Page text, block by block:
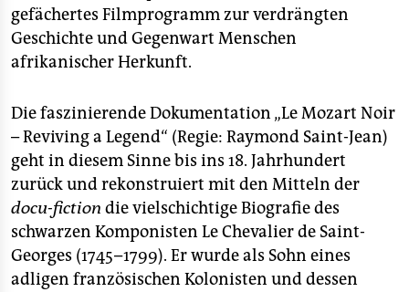
gefächertes Filmprogramm zur verdrängten
Geschichte und Gegenwart Menschen
afrikanischer Herkunft.
Die faszinierende Dokumentation „Le Mozart Noir
– Reviving a Legend“ (Regie: Raymond Saint-Jean)
geht in diesem Sinne bis ins 18. Jahrhundert
zurück und rekonstruiert mit den Mitteln der
docu-fiction die vielschichtige Biografie des
schwarzen Komponisten Le Chevalier de Saint-
Georges (1745–1799). Er wurde als Sohn eines
adligen französischen Kolonisten und dessen